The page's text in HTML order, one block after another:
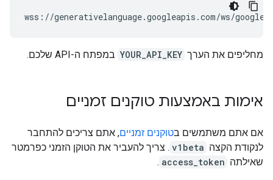
מחליפים את הערך YOUR_API_KEY במפתח ה-API שלכם.
אימות באמצעות טוקנים זמניים
אם אתם משתמשים בטוקנים זמניים, אתם צריכים להתחבר
לנקודת הקצה v1beta . צריך להעביר את הטוקן הזמני כפרמטר
שאילתה access_token
.